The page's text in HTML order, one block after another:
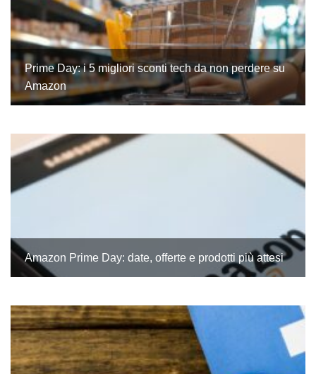
Prime Day: i 5 migliori sconti tech da non perdere su
Amazon
Amazon Prime Day: date, offerte e prodotti più attesi